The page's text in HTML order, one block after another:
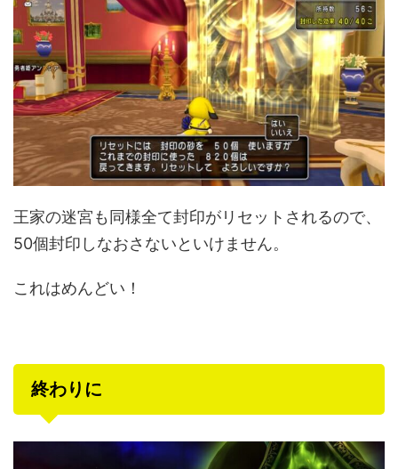
王家の迷宮も同様全て封印がリセットされるので、
50個封印しなおさないといけません。
これはめんどい！
終わりに